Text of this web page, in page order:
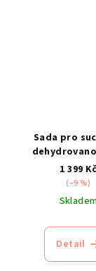
Sada pro
1 399 Kč
(–9 %)
Detail